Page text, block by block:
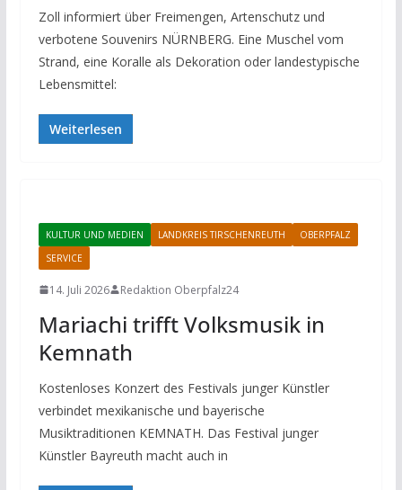
Zoll informiert über Freimengen, Artenschutz und
verbotene Souvenirs NÜRNBERG. Eine Muschel vom
Strand, eine Koralle als Dekoration oder landestypische
Lebensmittel:
Weiterlesen
KULTUR UND MEDIEN LANDKREIS TIRSCHENREUTH
OBERPFALZ
SERVICE
14. Juli 2026 Redaktion Oberpfalz24
Mariachi trifft Volksmusik in
Kemnath
Kostenloses Konzert des Festivals junger Künstler
verbindet mexikanische und bayerische
Musiktraditionen KEMNATH. Das Festival junger
Künstler Bayreuth macht auch in